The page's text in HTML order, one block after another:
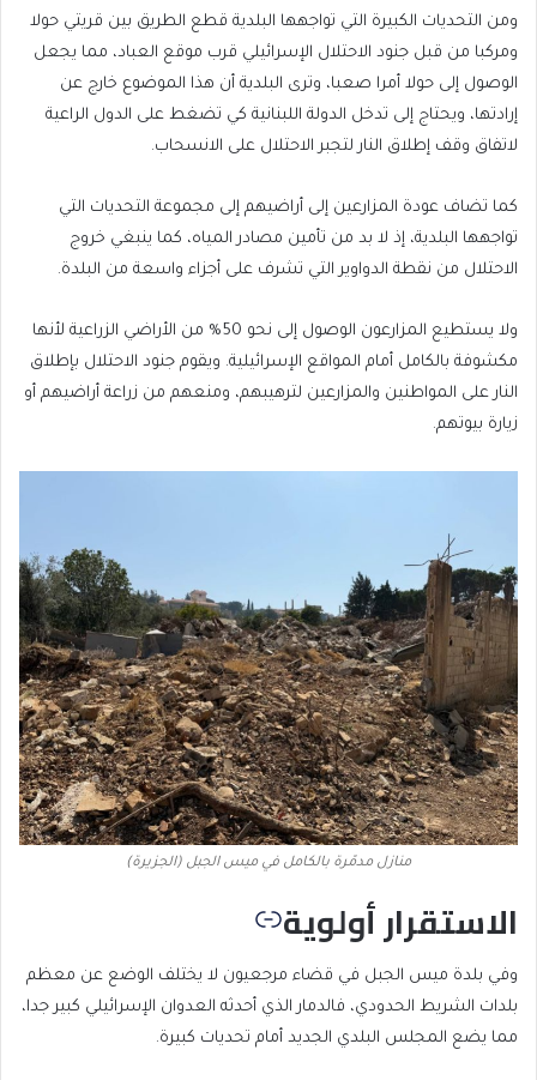
ومن التحديات الكبيرة التي تواجهها البلدية قطع الطريق بين قريتي حولا
ومركبا من قبل جنود الاحتلال الإسرائيلي قرب موقع العباد، مما يجعل
الوصول إلى حولا أمرا صعبا، وترى البلدية أن هذا الموضوع خارج عن
إرادتها، ويحتاج إلى تدخل الدولة اللبنانية كي تضغط على الدول الراعية
لاتفاق وقف إطلاق النار لتجبر الاحتلال على الانسحاب.
كما تضاف عودة المزارعين إلى أراضيهم إلى مجموعة التحديات التي
تواجهها البلدية، إذ لا بد من تأمين مصادر المياه، كما ينبغي خروج
الاحتلال من نقطة الدواوير التي تشرف على أجزاء واسعة من البلدة.
ولا يستطيع المزارعون الوصول إلى نحو 50% من الأراضي الزراعية لأنها
مكشوفة بالكامل أمام المواقع الإسرائيلية. ويقوم جنود الاحتلال بإطلاق
النار على المواطنين والمزارعين لترهيبهم، ومنعهم من زراعة أراضيهم أو
زيارة بيوتهم.
منازل مدمّرة بالكامل في ميس الجبل (الجزيرة)
الاستقرار أولوية
وفي بلدة ميس الجبل في قضاء مرجعيون لا يختلف الوضع عن معظم
بلدات الشريط الحدودي، فالدمار الذي أحدثه العدوان الإسرائيلي كبير جدا،
مما يضع المجلس البلدي الجديد أمام تحديات كبيرة.